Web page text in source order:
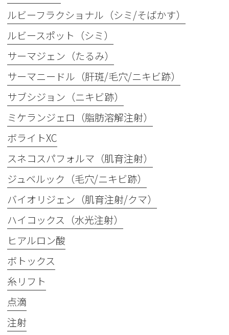
ルビーフラクショナル（シミ/そばかす）
ルビースポット（シミ）
サーマジェン（たるみ）
サーマニードル（肝斑/毛穴/ニキビ跡）
サブシジョン（ニキビ跡）
ミケランジェロ（脂肪溶解注射）
ボライトXC
スネコスパフォルマ（肌育注射）
ジュベルック（毛穴/ニキビ跡）
バイオリジェン（肌育注射/クマ）
ハイコックス（水光注射）
ヒアルロン酸
ボトックス
糸リフト
点滴
注射